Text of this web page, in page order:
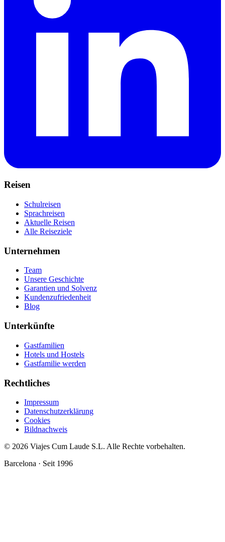
Reisen
Schulreisen
Sprachreisen
Aktuelle Reisen
Alle Reiseziele
Unternehmen
Team
Unsere Geschichte
Garantien und Solvenz
Kundenzufriedenheit
Blog
Unterkünfte
Gastfamilien
Hotels und Hostels
Gastfamilie werden
Rechtliches
Impressum
Datenschutzerklärung
Cookies
Bildnachweis
© 2026 Viajes Cum Laude S.L. Alle Rechte vorbehalten.
Barcelona · Seit 1996